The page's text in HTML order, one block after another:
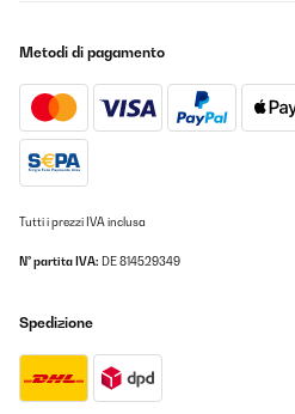
Metodi di pagamento
Tutti i prezzi IVA inclusa
N° partita IVA: DE 814529349
Spedizione